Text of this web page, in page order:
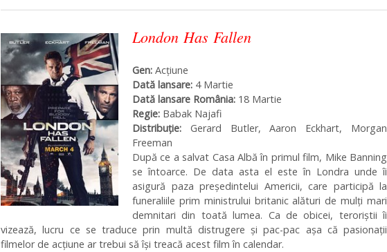
London Has Fallen
Gen: Acţiune
Dată lansare: 4 Martie
Dată lansare România: 18 Martie
Regie: Babak Najafi
Distribuţie: Gerard Butler, Aaron Eckhart, Morgan
Freeman
După ce a salvat Casa Albă în primul film, Mike Banning
se întoarce. De data asta el este în Londra unde îi
asigură paza președintelui Americii, care participă la
funeraliile prim ministrului britanic alături de mulți mari
demnitari din toată lumea. Ca de obicei, teroriștii îi
vizează, lucru ce se traduce prin multă distrugere și pac-pac așa că pasionații
filmelor de acțiune ar trebui să își treacă acest film în calendar.